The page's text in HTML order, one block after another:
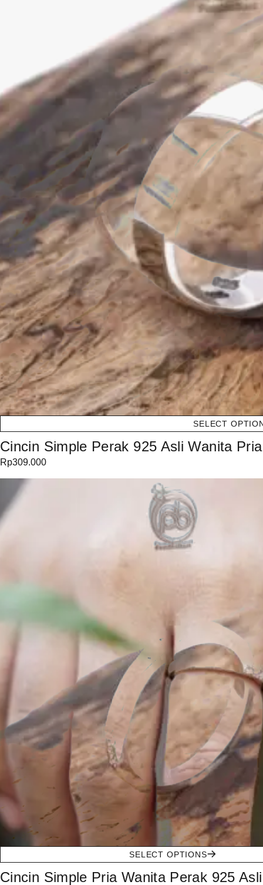
SELECT
Cincin Simple Perak 925 Asli Wanita
Rp309.000
SELECT OPTIONS
Cincin Simple Pria Wanita Perak 925